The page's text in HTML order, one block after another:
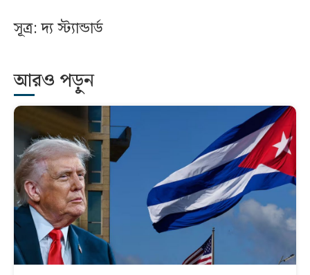
সূত্র: দ্য স্ট্যান্ডার্ড
আরও পড়ুন